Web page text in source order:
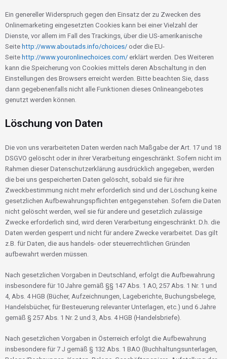
Ein genereller Widerspruch gegen den Einsatz der zu Zwecken des
Onlinemarketing eingesetzten Cookies kann bei einer Vielzahl der
Dienste, vor allem im Fall des Trackings, über die US-amerikanische
Seite http://www.aboutads.info/choices/ oder die EU-
Seite http://www.youronlinechoices.com/ erklärt werden. Des Weiteren
kann die Speicherung von Cookies mittels deren Abschaltung in den
Einstellungen des Browsers erreicht werden. Bitte beachten Sie, dass
dann gegebenenfalls nicht alle Funktionen dieses Onlineangebotes
genutzt werden können.
Löschung von Daten
Die von uns verarbeiteten Daten werden nach Maßgabe der Art. 17 und 18
DSGVO gelöscht oder in ihrer Verarbeitung eingeschränkt. Sofern nicht im
Rahmen dieser Datenschutzerklärung ausdrücklich angegeben, werden
die bei uns gespeicherten Daten gelöscht, sobald sie für ihre
Zweckbestimmung nicht mehr erforderlich sind und der Löschung keine
gesetzlichen Aufbewahrungspflichten entgegenstehen. Sofern die Daten
nicht gelöscht werden, weil sie für andere und gesetzlich zulässige
Zwecke erforderlich sind, wird deren Verarbeitung eingeschränkt. D.h. die
Daten werden gesperrt und nicht für andere Zwecke verarbeitet. Das gilt
z.B. für Daten, die aus handels- oder steuerrechtlichen Gründen
aufbewahrt werden müssen.
Nach gesetzlichen Vorgaben in Deutschland, erfolgt die Aufbewahrung
insbesondere für 10 Jahre gemäß §§ 147 Abs. 1 AO, 257 Abs. 1 Nr. 1 und
4, Abs. 4 HGB (Bücher, Aufzeichnungen, Lageberichte, Buchungsbelege,
Handelsbücher, für Besteuerung relevanter Unterlagen, etc.) und 6 Jahre
gemäß § 257 Abs. 1 Nr. 2 und 3, Abs. 4 HGB (Handelsbriefe).
Nach gesetzlichen Vorgaben in Österreich erfolgt die Aufbewahrung
insbesondere für 7 J gemäß § 132 Abs. 1 BAO (Buchhaltungsunterlagen,